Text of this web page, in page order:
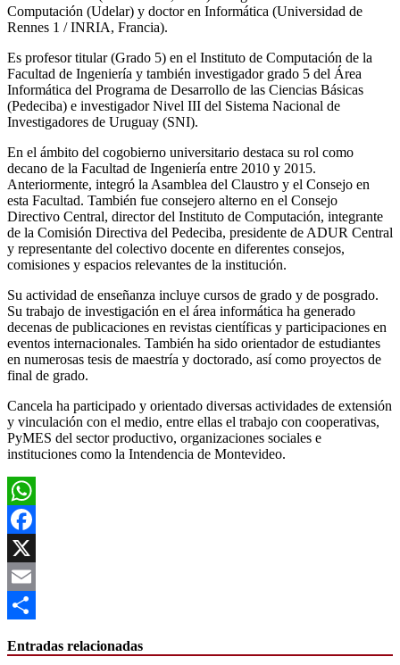
Computación (Udelar) y doctor en Informática (Universidad de
Rennes 1 / INRIA, Francia).
Es profesor titular (Grado 5) en el Instituto de Computación de la
Facultad de Ingeniería y también investigador grado 5 del Área
Informática del Programa de Desarrollo de las Ciencias Básicas
(Pedeciba) e investigador Nivel III del Sistema Nacional de
Investigadores de Uruguay (SNI).
En el ámbito del cogobierno universitario destaca su rol como
decano de la Facultad de Ingeniería entre 2010 y 2015.
Anteriormente, integró la Asamblea del Claustro y el Consejo en
esta Facultad. También fue consejero alterno en el Consejo
Directivo Central, director del Instituto de Computación, integrante
de la Comisión Directiva del Pedeciba, presidente de ADUR Central
y representante del colectivo docente en diferentes consejos,
comisiones y espacios relevantes de la institución.
Su actividad de enseñanza incluye cursos de grado y de posgrado.
Su trabajo de investigación en el área informática ha generado
decenas de publicaciones en revistas científicas y participaciones en
eventos internacionales. También ha sido orientador de estudiantes
en numerosas tesis de maestría y doctorado, así como proyectos de
final de grado.
Cancela ha participado y orientado diversas actividades de extensión
y vinculación con el medio, entre ellas el trabajo con cooperativas,
PyMES del sector productivo, organizaciones sociales e
instituciones como la Intendencia de Montevideo.
WhatsApp
Facebook
X
Email
Entradas relacionadas